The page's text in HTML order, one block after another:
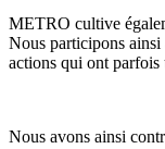
METRO cultive
Nous participons
actions qui ont
Nous avons ainsi